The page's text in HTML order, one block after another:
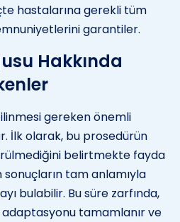
hastalarına gerekli tüm
garantiler.
Hakkında
gereken önemli
İlk olarak, bu prosedürün
belirtmekte fayda
tam anlamıyla
bulabilir. Bu süre zarfında,
tamamlanır ve